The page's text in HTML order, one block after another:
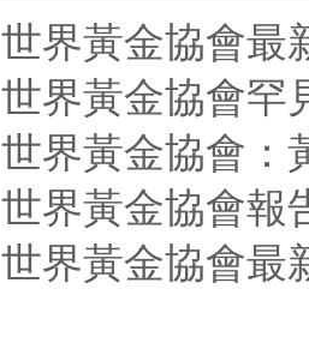
世界黃金協會最
世界黃金協會罕見強調
世界黃金協會：
世界黃金協會報告
世界黃金協會最